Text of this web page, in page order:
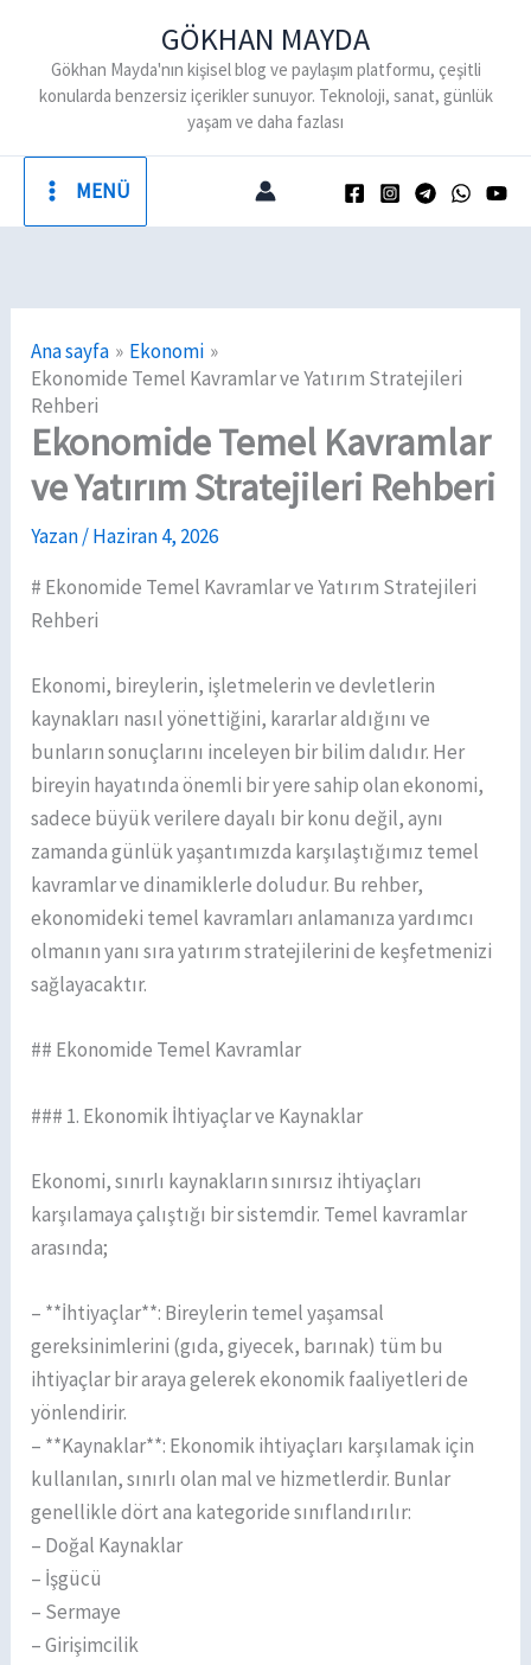
GÖKHAN MAYDA
Gökhan Mayda'nın kişisel blog ve paylaşım platformu, çeşitli
konularda benzersiz içerikler sunuyor. Teknoloji, sanat, günlük
yaşam ve daha fazlası
MENÜ
Ana sayfa
Ekonomi
Ekonomide Temel Kavramlar ve Yatırım Stratejileri
Rehberi
Ekonomide Temel Kavramlar
ve Yatırım Stratejileri Rehberi
Yazan/Haziran 4, 2026
# Ekonomide Temel Kavramlar ve Yatırım Stratejileri
Rehberi
Ekonomi, bireylerin, işletmelerin ve devletlerin
kaynakları nasıl yönettiğini, kararlar aldığını ve
bunların sonuçlarını inceleyen bir bilim dalıdır. Her
bireyin hayatında önemli bir yere sahip olan ekonomi,
sadece büyük verilere dayalı bir konu değil, aynı
zamanda günlük yaşantımızda karşılaştığımız temel
kavramlar ve dinamiklerle doludur. Bu rehber,
ekonomideki temel kavramları anlamanıza yardımcı
olmanın yanı sıra yatırım stratejilerini de keşfetmenizi
sağlayacaktır.
## Ekonomide Temel Kavramlar
### 1. Ekonomik İhtiyaçlar ve Kaynaklar
Ekonomi, sınırlı kaynakların sınırsız ihtiyaçları
karşılamaya çalıştığı bir sistemdir. Temel kavramlar
arasında;
– **İhtiyaçlar**: Bireylerin temel yaşamsal
gereksinimlerini (gıda, giyecek, barınak) tüm bu
ihtiyaçlar bir araya gelerek ekonomik faaliyetleri de
yönlendirir.
– **Kaynaklar**: Ekonomik ihtiyaçları karşılamak için
kullanılan, sınırlı olan mal ve hizmetlerdir. Bunlar
genellikle dört ana kategoride sınıflandırılır:
– Doğal Kaynaklar
– İşgücü
– Sermaye
– Girişimcilik